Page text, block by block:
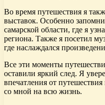
Во время путешествия я
выставок. Особенно
самарской области, где я
региона. Также я посетил
где наслаждался
Все эти моменты
оставили яркий след. Я
впечатления от
со мной на всю жизнь.